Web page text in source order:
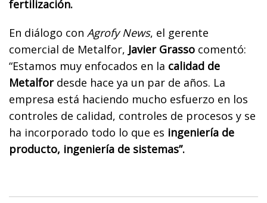
fertilización.
En diálogo con Agrofy News, el gerente
comercial de Metalfor, Javier Grasso comentó:
“Estamos muy enfocados en la calidad de
Metalfordesde hace ya un par de años. La
empresa está haciendo mucho esfuerzo en los
controles de calidad, controles de procesos y se
ha incorporado todo lo que es ingeniería de
producto, ingeniería de sistemas”.